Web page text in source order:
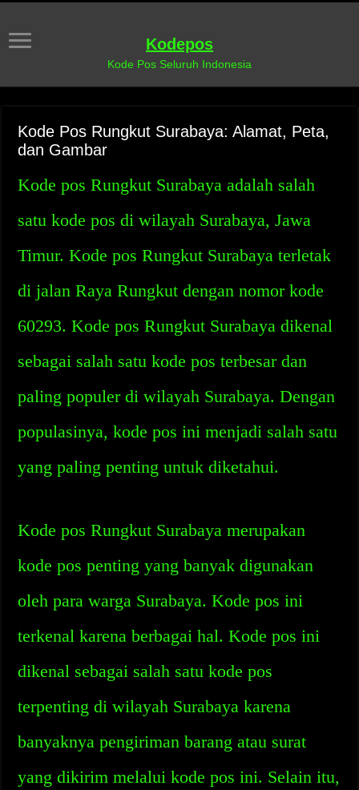
Kodepos
Kode Pos Seluruh Indonesia
Kode Pos Rungkut Surabaya: Alamat, Peta,
dan Gambar
Kode pos Rungkut Surabaya adalah salah
satu kode pos di wilayah Surabaya, Jawa
Timur. Kode pos Rungkut Surabaya terletak
di jalan Raya Rungkut dengan nomor kode
60293. Kode pos Rungkut Surabaya dikenal
sebagai salah satu kode pos terbesar dan
paling populer di wilayah Surabaya. Dengan
populasinya, kode pos ini menjadi salah satu
yang paling penting untuk diketahui.
Kode pos Rungkut Surabaya merupakan
kode pos penting yang banyak digunakan
oleh para warga Surabaya. Kode pos ini
terkenal karena berbagai hal. Kode pos ini
dikenal sebagai salah satu kode pos
terpenting di wilayah Surabaya karena
banyaknya pengiriman barang atau surat
yang dikirim melalui kode pos ini. Selain itu,